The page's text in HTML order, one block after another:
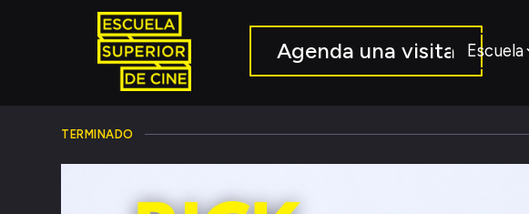
Agenda una visita Escuela
TERMINADO